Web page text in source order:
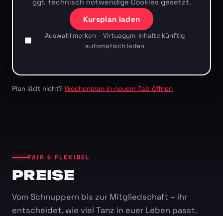
ggf. technisch notwendige Cookies gesetzt.
Kursplan laden
Auswahl merken – Virtuagym-Inhalte künftig
automatisch laden
Plan lädt nicht? Wochenplan in neuem Tab öffnen
FAIR & FLEXIBEL
PREISE
Vom Schnuppern bis zur Mitgliedschaft – ihr
entscheidet, wie viel Tanz in euer Leben passt.